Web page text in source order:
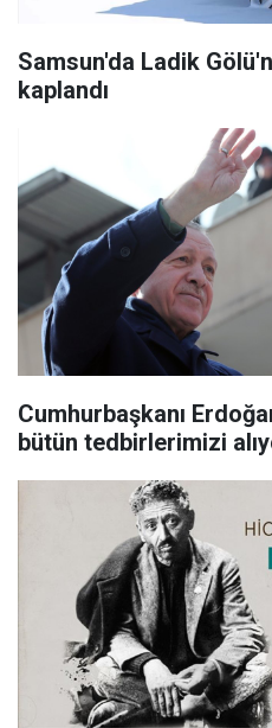
Samsun'da Ladik
kaplandı
Cumhurbaşkanı
bütün tedbirlerimizi